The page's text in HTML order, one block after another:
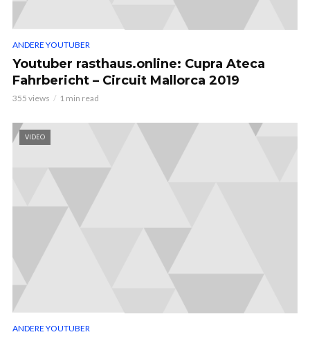
ANDERE YOUTUBER
Youtuber rasthaus.online: Cupra Ateca
Fahrbericht – Circuit Mallorca 2019
355 views 1 min read
VIDEO
ANDERE YOUTUBER